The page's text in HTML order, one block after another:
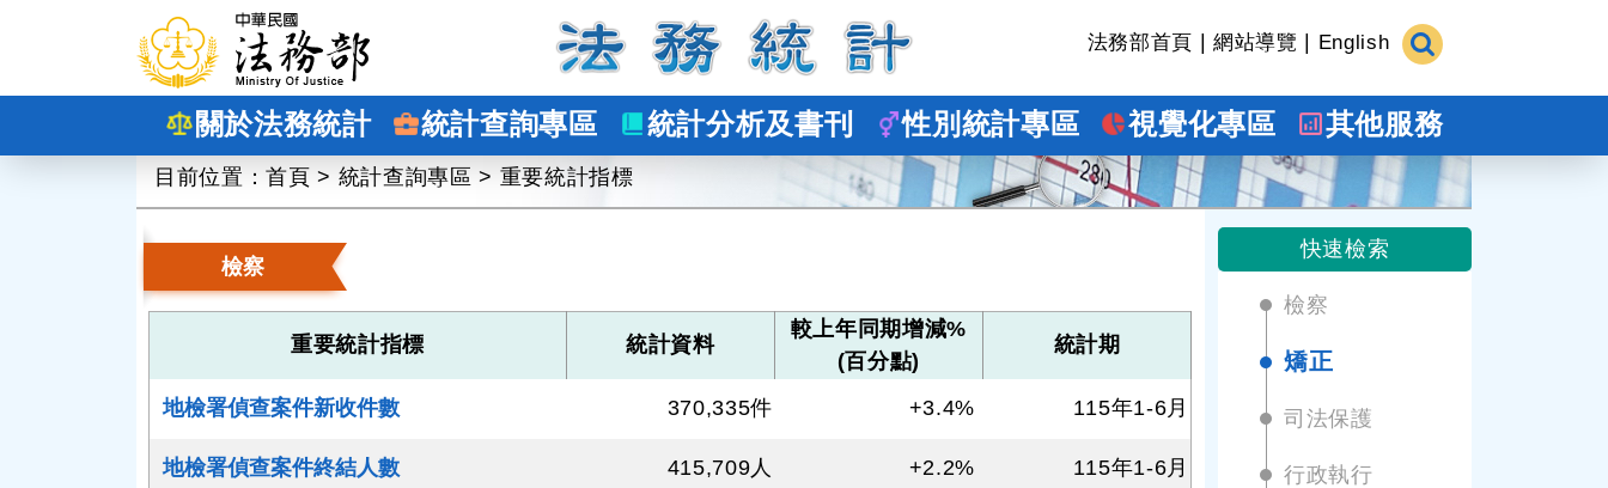
跳到主要內容
法務部首頁 網站導覽 English
關於法務統計 統計查詢專區 統計分析及書刊 性別統計專區 視覺化專區 其他服務
目前位置：首頁 > 統計查詢專區 > 重要統計指標
快速檢索
檢察
矯正
司法保護
行政執行
檢察
重要統計指標 統計資料
較上年同期增減%
(百分點)
統計期
370,335件 +3.4% 115年1-6月
415,709人 +2.2% 115年1-6月